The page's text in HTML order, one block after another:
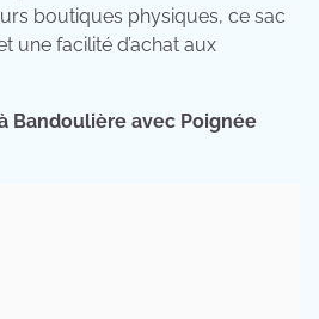
boutiques physiques, ce sac
une facilité d’achat aux
Bandoulière avec Poignée